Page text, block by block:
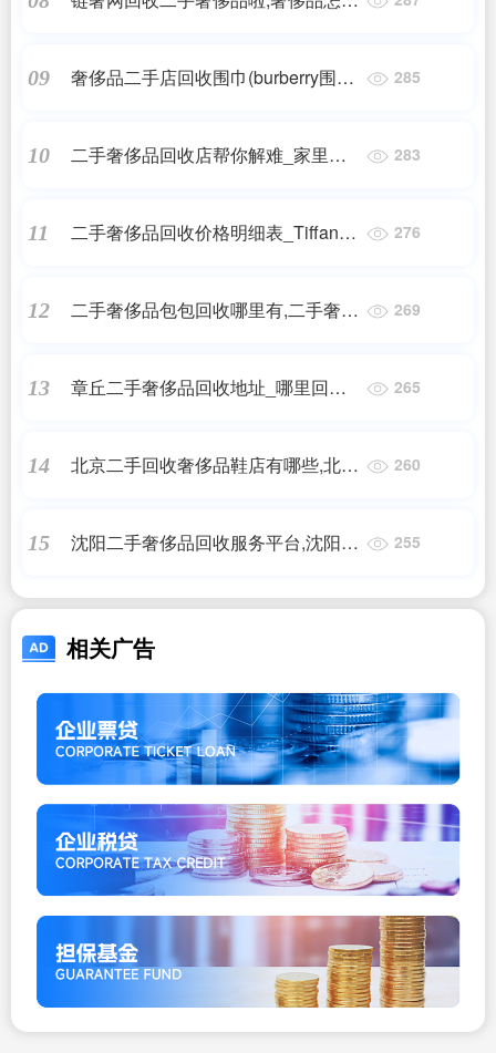
09
奢侈品二手店回收围巾(burberry围巾
285
10
二手奢侈品回收店帮你解难_家里有
283
11
二手奢侈品回收价格明细表_Tiffany
276
12
二手奢侈品包包回收哪里有,二手奢侈
269
13
章丘二手奢侈品回收地址_哪里回收
265
14
北京二手回收奢侈品鞋店有哪些,北京
260
15
沈阳二手奢侈品回收服务平台,沈阳哪
255
相关广告